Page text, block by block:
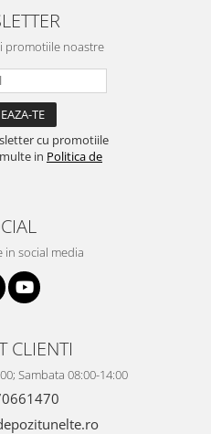
promotiile noastre
cu promotiile
in Politica de
in social media
CLIENTI
Sambata 08:00-14:00